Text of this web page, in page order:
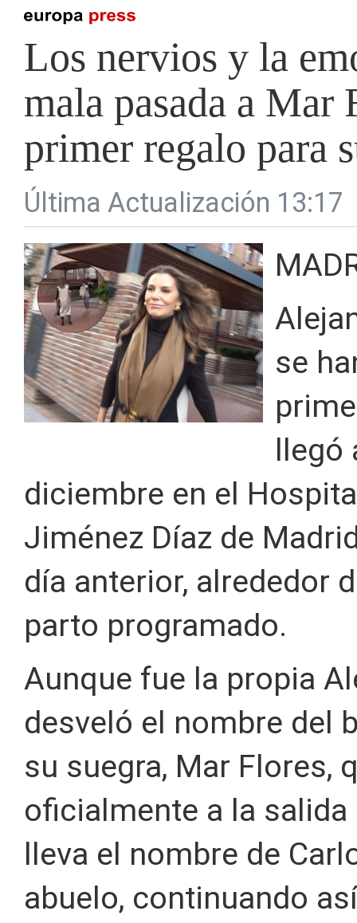
Los nervios y la
mala pasada a Mar
primer regalo para
Última Actualización 13:17
se
llegó
diciembre en el
Jiménez Díaz de
día anterior, alrededor
parto programado.
Aunque fue la propia
desveló el nombre del
su suegra, Mar Flores,
oficialmente a la
lleva el nombre de
abuelo, continuando